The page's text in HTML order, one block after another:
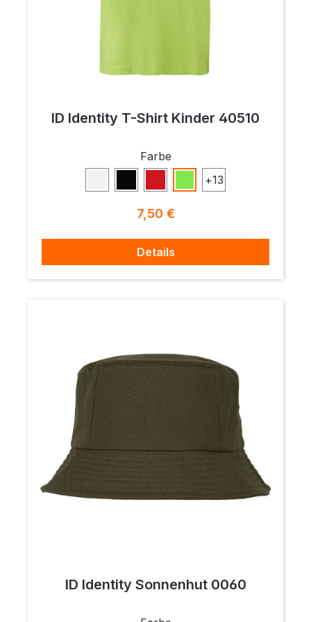
ID Identity T-Shirt Kinder 40510
Farbeauswählen
Weiß Schwarz
Rot Lime
+13
Regulärer Preis:
7,50 €
Details
ID Identity Sonnenhut 0060